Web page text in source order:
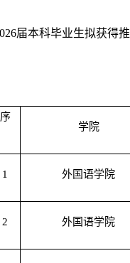
届本科毕业生拟获得
序
学院
1 外国语学院
2 外国语学院